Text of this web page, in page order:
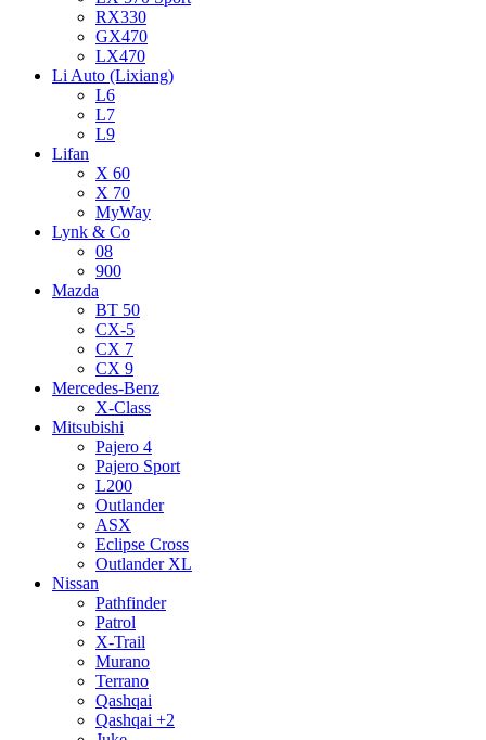
RX330
GX470
LX470
Li Auto (Lixiang)
L6
L7
L9
Lifan
X 60
X 70
MyWay
Lynk & Co
08
900
Mazda
BT 50
CX-5
CX 7
CX 9
Mercedes-Benz
X-Class
Mitsubishi
Pajero 4
Pajero Sport
L200
Outlander
ASX
Eclipse Cross
Outlander XL
Nissan
Pathfinder
Patrol
X-Trail
Murano
Terrano
Qashqai
Qashqai +2